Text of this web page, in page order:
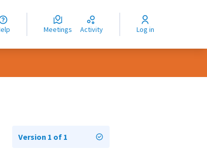
Help Meetings Activity Log in
Version 1 of 1